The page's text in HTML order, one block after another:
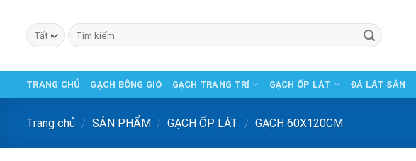
Tìm
kiếm:
TRANG CHỦ GẠCH BÔNG GIÓ GẠCH TRANG TRÍ GẠCH ỐP LÁT ĐÁ LÁT SÂN
Trang chủ / SẢN PHẨM / GẠCH ỐP LÁT / GẠCH 60X120CM